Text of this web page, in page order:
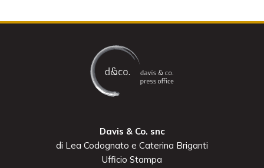
Davis & Co. snc
di Lea Codognato e Caterina Briganti
Ufficio Stampa